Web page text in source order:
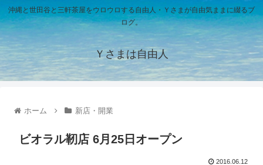
沖縄と世田谷と三軒茶屋をウロウロする自由人・Ｙさまが自由気ままに綴るブ
ログ。
Ｙさまは自由人
ホーム 新店・開業
ビオラル靭店 6月25日オープン
2016.06.12